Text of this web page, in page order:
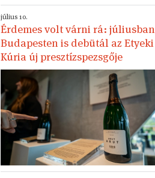
július 10.
Érdemes volt várni rá: júliusban
Budapesten is debütál az Etyeki
Kúria új presztízspezsgője